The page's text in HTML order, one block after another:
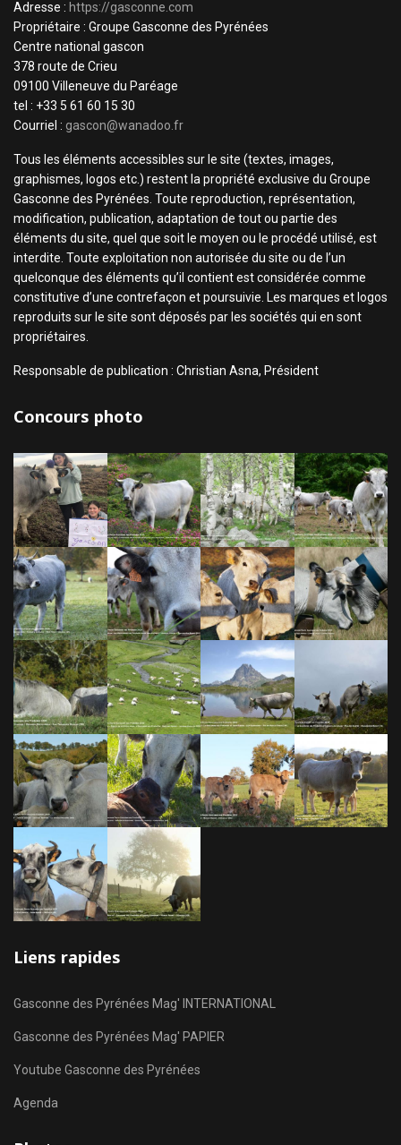
Adresse : https://gasconne.com
Propriétaire : Groupe Gasconne des Pyrénées
Centre national gascon
378 route de Crieu
09100 Villeneuve du Paréage
tel : +33 5 61 60 15 30
Courriel : gascon@wanadoo.fr
Tous les éléments accessibles sur le site (textes, images,
graphismes, logos etc.) restent la propriété exclusive du Groupe
Gasconne des Pyrénées. Toute reproduction, représentation,
modification, publication, adaptation de tout ou partie des
éléments du site, quel que soit le moyen ou le procédé utilisé, est
interdite. Toute exploitation non autorisée du site ou de l’un
quelconque des éléments qu’il contient est considérée comme
constitutive d’une contrefaçon et poursuivie. Les marques et logos
reproduits sur le site sont déposés par les sociétés qui en sont
propriétaires.
Responsable de publication : Christian Asna, Président
Concours photo
Liens rapides
Gasconne des Pyrénées Mag' INTERNATIONAL
Gasconne des Pyrénées Mag' PAPIER
Youtube Gasconne des Pyrénées
Agenda